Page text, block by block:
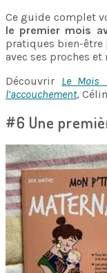
Ce guide complet
le premier mois
pratiques bien-être
avec ses proches
Découvrir Le Mois
l’accouchement,
#6 Une